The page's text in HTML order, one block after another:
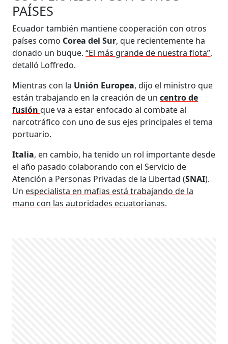
PAÍSES
Ecuador también mantiene cooperación con otros
países como Corea del Sur, que recientemente ha
donado un buque.“El más grande de nuestra flota”,
detalló Loffredo.
Mientras con la Unión Europea, dijo el ministro que
están trabajando en la creación de uncentro de
fusiónque va a estar enfocado al combate al
narcotráfico con uno de sus ejes principales el tema
portuario.
Italia, en cambio, ha tenido un rol importante desde
el año pasado colaborando con el Servicio de
Atención a Personas Privadas de la Libertad (SNAI).
Un especialista en mafias está trabajando de la
mano con las autoridades ecuatorianas.